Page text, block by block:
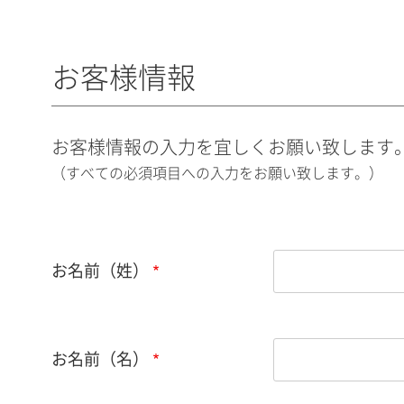
お客様情報
お客様情報の入力を宜しくお願い致します
（すべての必須項目への入力をお願い致します。）
お名前（姓）
お名前（名）